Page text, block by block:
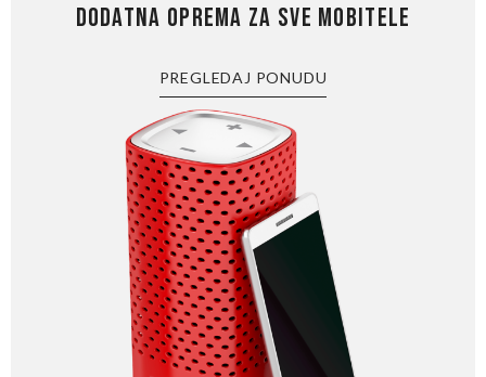
DODATNA OPREMA ZA SVE MOBITELE
PREGLEDAJ PONUDU